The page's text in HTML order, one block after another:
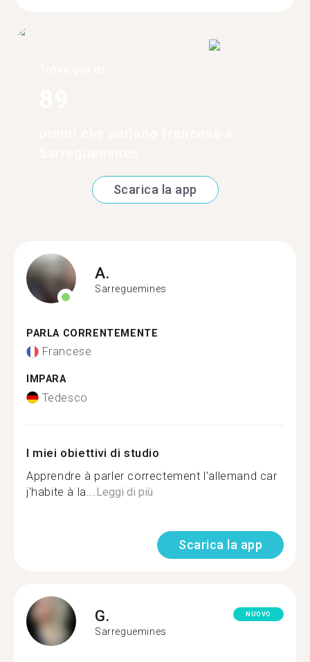
Scarica la app
A.
Sarreguemines
PARLA CORRENTEMENTE
Francese
IMPARA
Tedesco
I miei obiettivi di studio
Apprendre à parler correctement l'allemand car
j'habite à la... Leggi di più
Scarica la app
G.
Sarreguemines
NUOVO